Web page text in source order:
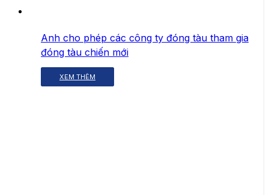
Anh cho phép các công ty đóng tàu tham gia
đóng tàu chiến mới
XEM THÊM